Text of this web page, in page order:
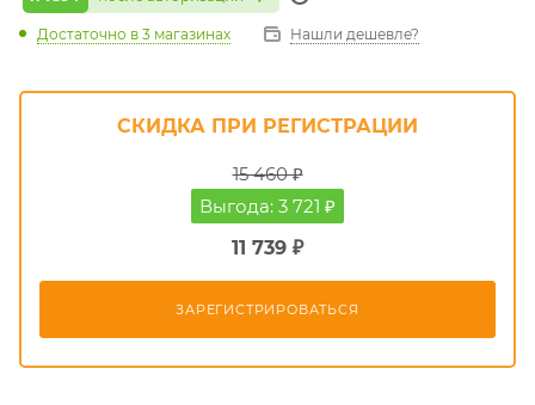
Достаточно в 3 магазинах Нашли дешевле?
СКИДКА ПРИ РЕГИСТРАЦИИ
15 460 ₽
Выгода: 3 721 ₽
11 739 ₽
ЗАРЕГИСТРИРОВАТЬСЯ